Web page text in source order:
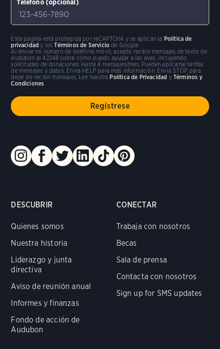
DESCUBRIR
Quienes somos
Nuestra historia
Liderazgo y junta
directiva
Aviso de reunión anual
Informes y finanzas
Fondo de acción de
Audubon
CONECTAR
Trabaja con nosotros
Becas
Sala de prensa
Contacta con nosotros
Sign up for SMS updates
Telefono (opcional)
Al enviar mi número de teléfono móvil, acepto recibir mensajes de texto de
Audubon al 42248 sobre cómo puedo ayudar a las aves, incluyendo
solicitudes de donaciones. Hasta 4 mensajes/mes. Pueden aplicarse tarifas
de mensajes y datos. Envía HELP para más información. Envía STOP para
dejar de recibir mensajes. Lee nuestra Política de Privacidad y Términos y
Condiciones
Esta pagina está protegida por reCAPTCHA y se aplican la Política de
privacidad y losTérminos de Servicio de Google